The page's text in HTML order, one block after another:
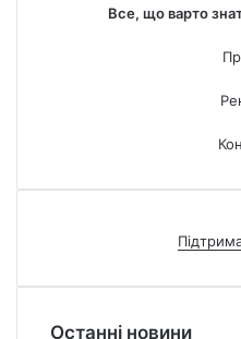
Все, що варто
Останні новини